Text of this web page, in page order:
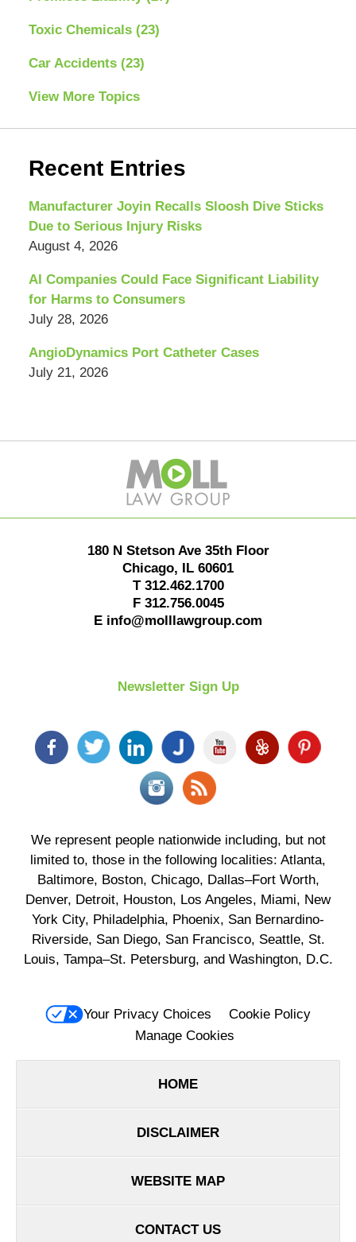
Toxic Chemicals (23)
Car Accidents (23)
View More Topics
Recent Entries
Manufacturer Joyin Recalls Sloosh Dive Sticks
Due to Serious Injury Risks
August 4, 2026
AI Companies Could Face Significant Liability
for Harms to Consumers
July 28, 2026
AngioDynamics Port Catheter Cases
July 21, 2026
Information
180 N Stetson Ave 35th Floor
Chicago, IL 60601
T 312.462.1700
F 312.756.0045
E info@molllawgroup.com
Newsletter Sign Up
We represent people nationwide including, but not
limited to, those in the following localities: Atlanta,
Baltimore, Boston, Chicago, Dallas–Fort Worth,
Denver, Detroit, Houston, Los Angeles, Miami, New
York City, Philadelphia, Phoenix, San Bernardino-
Riverside, San Diego, San Francisco, Seattle, St.
Louis, Tampa–St. Petersburg, and Washington, D.C.
Your Privacy Choices
Cookie Policy
Manage Cookies
HOME
DISCLAIMER
WEBSITE MAP
CONTACT US